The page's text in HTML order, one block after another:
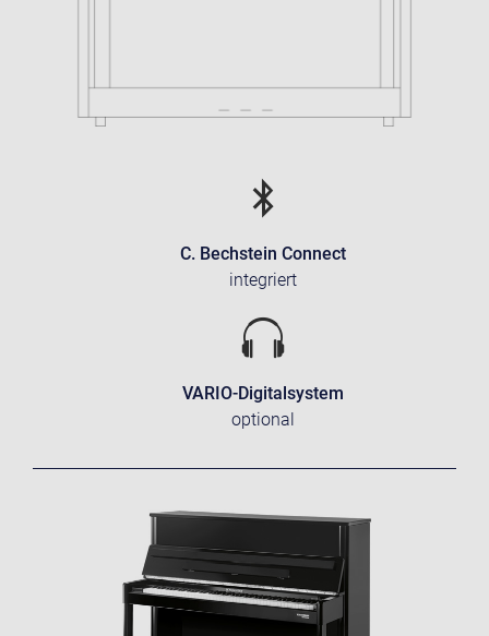
C. Bechstein Connect
integriert
VARIO-Digitalsystem
optional